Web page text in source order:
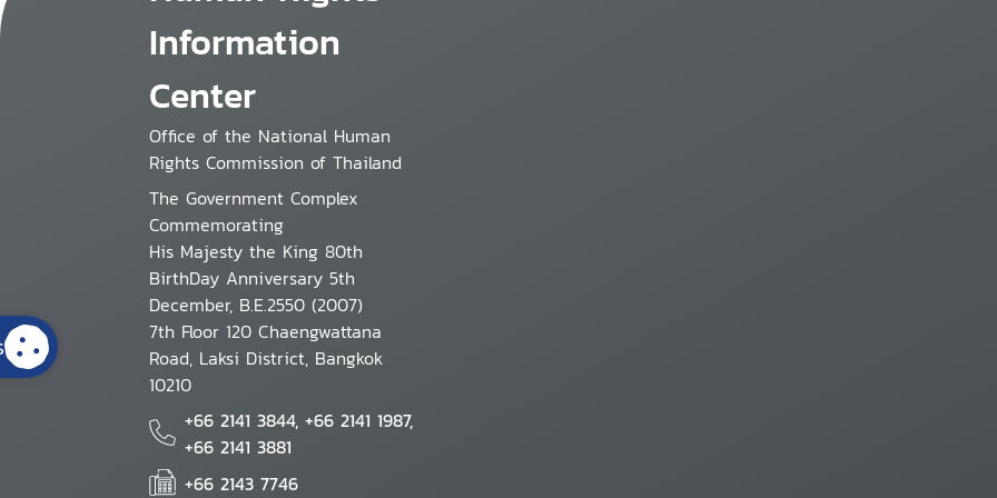
Information
Center
Office of the National Human
Rights Commission of Thailand
The Government Complex
Commemorating
His Majesty the King 80th
BirthDay Anniversary 5th
December, B.E.2550 (2007)
7th Floor 120 Chaengwattana
Road, Laksi District, Bangkok
10210
+66 2141 3844, +66 2141 1987,
+66 2141 3881
+66 2143 7746